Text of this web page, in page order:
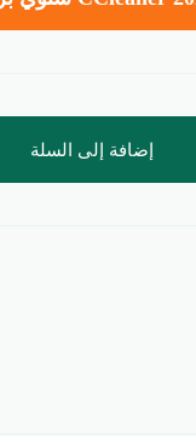
إضافة إلى السلة